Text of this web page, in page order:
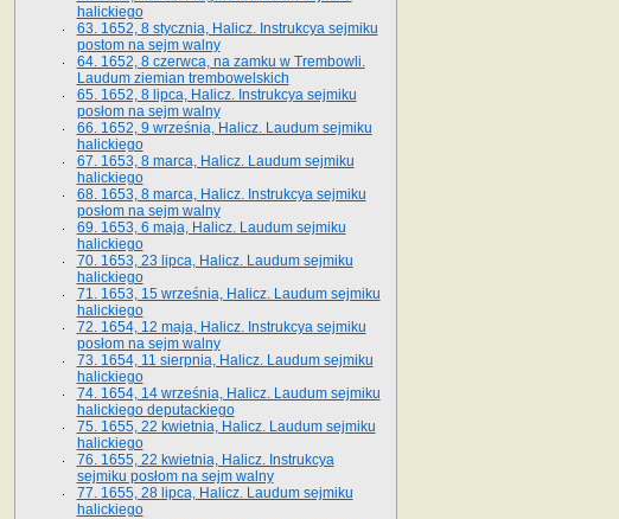
halickiego
63. 1652, 8 stycznia, Halicz. Instrukcya sejmiku
postom na sejm walny
64. 1652, 8 czerwca, na zamku w Trembowli.
Laudum ziemian trembowelskich
65. 1652, 8 lipca, Halicz. Instrukcya sejmiku
posłom na sejm walny
66. 1652, 9 września, Halicz. Laudum sejmiku
halickiego
67. 1653, 8 marca, Halicz. Laudum sejmiku
halickiego
68. 1653, 8 marca, Halicz. Instrukcya sejmiku
posłom na sejm walny
69. 1653, 6 maja, Halicz. Laudum sejmiku
halickiego
70. 1653, 23 lipca, Halicz. Laudum sejmiku
halickiego
71. 1653, 15 września, Halicz. Laudum sejmiku
halickiego
72. 1654, 12 maja, Halicz. Instrukcya sejmiku
posłom na sejm walny
73. 1654, 11 sierpnia, Halicz. Laudum sejmiku
halickiego
74. 1654, 14 września, Halicz. Laudum sejmiku
halickiego deputackiego
75. 1655, 22 kwietnia, Halicz. Laudum sejmiku
halickiego
76. 1655, 22 kwietnia, Halicz. Instrukcya
sejmiku posłom na sejm walny
77. 1655, 28 lipca, Halicz. Laudum sejmiku
halickiego